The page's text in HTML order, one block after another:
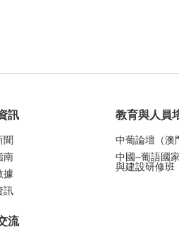
訊
聞
南
據
訊
流
教育與人員
中葡論壇（澳
中國–葡語國
與建設研修班